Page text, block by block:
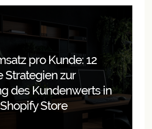
pro Kunde: 12
Strategien zur
des Kundenwerts in
Store